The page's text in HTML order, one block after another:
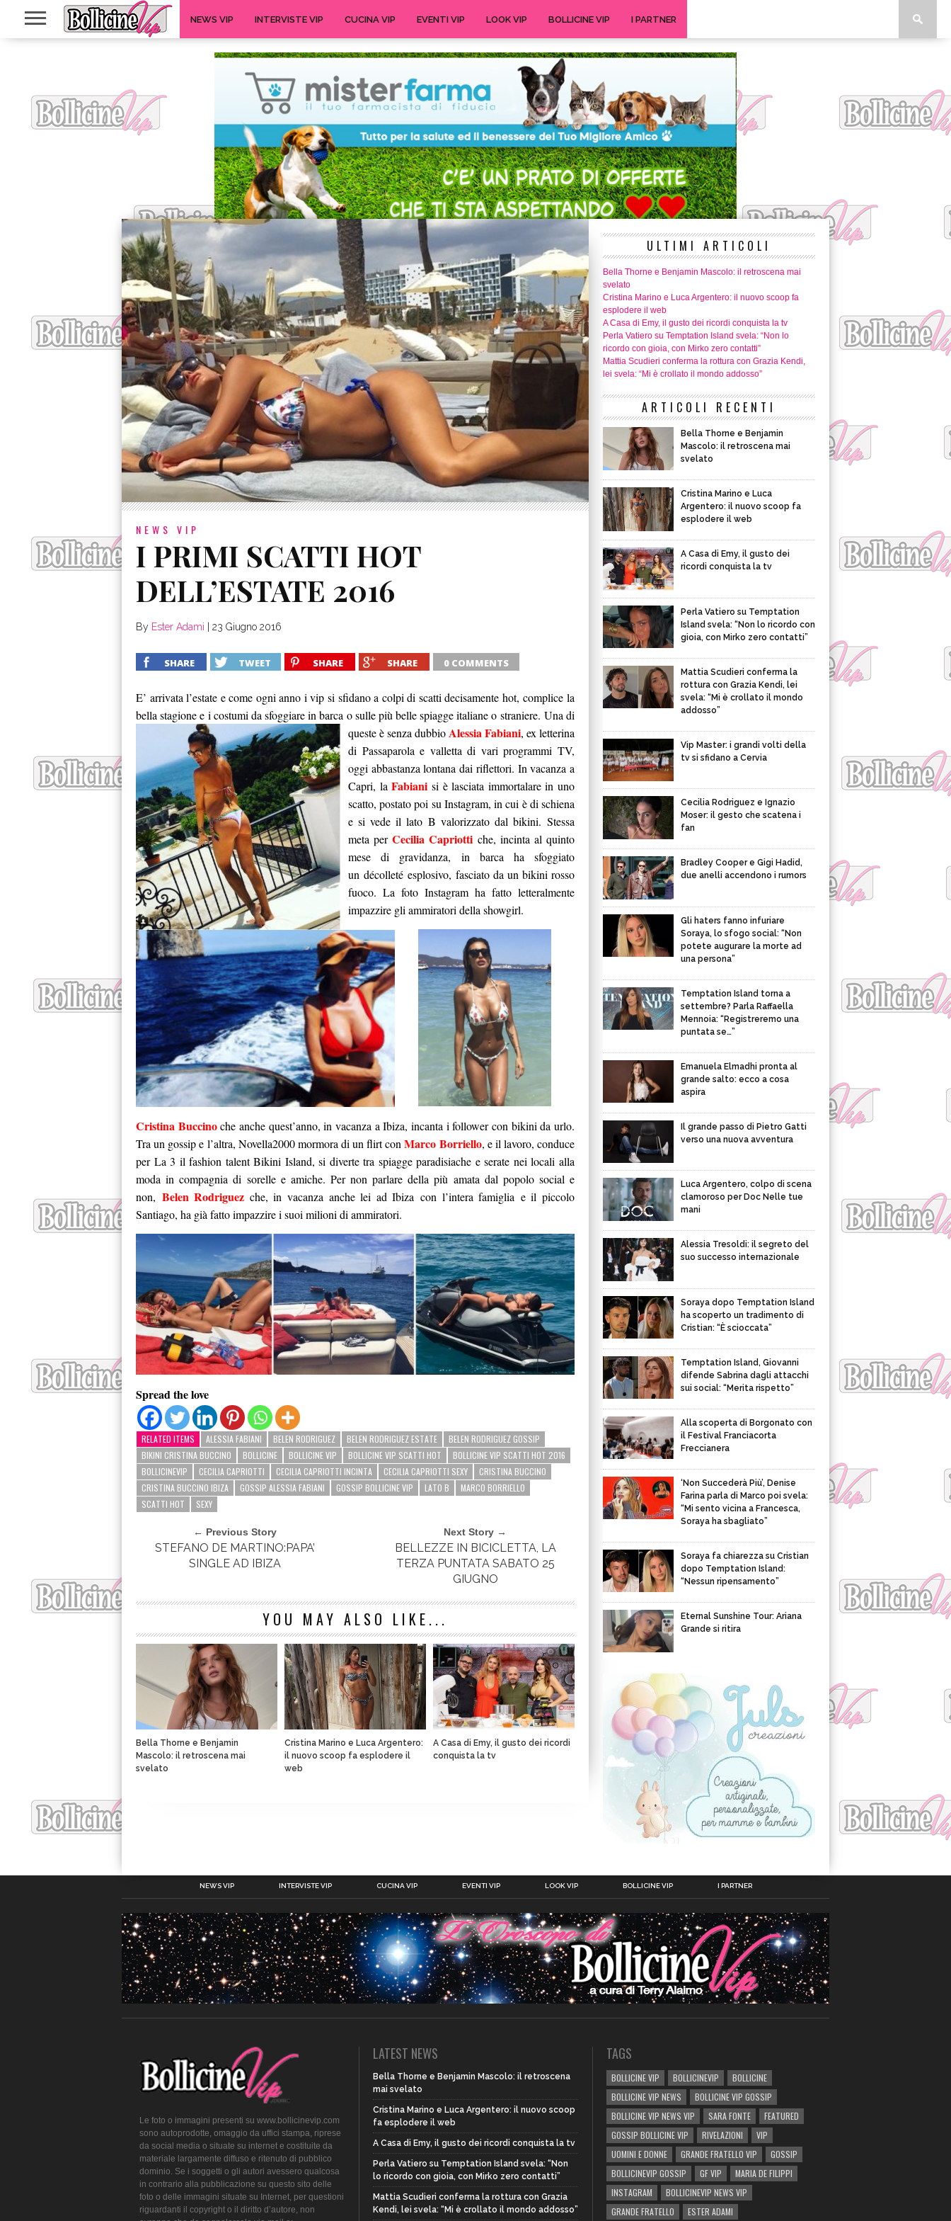
NEWS VIP INTERVISTE VIP CUCINA VIP EVENTI VIP LOOK VIP BOLLICINE VIP I PARTNER
NEWS VIP
I PRIMI SCATTI HOT
DELL’ESTATE 2016
By Ester Adami 23 Giugno 2016
SHARE TWEET SHARE SHARE 0 COMMENTS
E’ arrivata l’estate e come ogni anno i vip si sfidano a colpi di scatti decisamente hot, complice la
bella stagione e i costumi da sfoggiare in barca o sulle più belle spiagge italiane o straniere. Una di
queste è senza dubbioAlessia Fabiani, ex letterina
di Passaparola e valletta di vari programmi TV,
oggi abbastanza lontana dai riflettori. In vacanza a
Capri, laFabiani si è lasciata immortalare in uno
scatto, postato poi su Instagram, in cui è di schiena
e si vede il lato B valorizzato dal bikini. Stessa
meta perCecilia Capriotti che, incinta al quinto
mese di gravidanza, in barca ha sfoggiato
un décolleté esplosivo, fasciato da un bikini rosso
fuoco. La foto Instagram ha fatto letteralmente
impazzire gli ammiratori della showgirl.
Cristina Buccinoche anche quest’anno, in vacanza a Ibiza, incanta i follower con bikini da urlo.
Tra un gossip e l’altra, Novella2000 mormora di un flirt conMarco Borriello, e il lavoro, conduce
per La 3 il fashion talent Bikini Island, si diverte tra spiagge paradisiache e serate nei locali alla
moda in compagnia di sorelle e amiche. Per non parlare della più amata dal popolo social e
non, Belen Rodriguez che, in vacanza anche lei ad Ibiza con l’intera famiglia e il piccolo
Santiago, ha già fatto impazzire i suoi milioni di ammiratori.
Spread the love
RELATED ITEMS ALESSIA FABIANI BELEN RODRIGUEZ BELEN RODRIGUEZ ESTATE
BELEN RODRIGUEZ GOSSIP
BIKINI CRISTINA BUCCINO
BOLLICINE BOLLICINE VIP BOLLICINE VIP SCATTI HOT
BOLLICINE VIP SCATTI HOT 2016
BOLLICINEVIP
CECILIA CAPRIOTTI CECILIA CAPRIOTTI INCINTA CECILIA CAPRIOTTI SEXY
CRISTINA BUCCINO
CRISTINA BUCCINO IBIZA
GOSSIP ALESSIA FABIANI GOSSIP BOLLICINE VIP LATO B
MARCO BORRIELLO
SCATTI HOT
SEXY
← Previous Story
STEFANO DE MARTINO:PAPA’
SINGLE AD IBIZA
Next Story →
BELLEZZE IN BICICLETTA, LA
TERZA PUNTATA SABATO 25
GIUGNO
YOU MAY ALSO LIKE...
Bella Thorne e Benjamin
Mascolo: il retroscena mai
svelato
Cristina Marino e Luca Argentero:
il nuovo scoop fa esplodere il
web
A Casa di Emy, il gusto dei ricordi
conquista la tv
ULTIMI ARTICOLI
Bella Thorne e Benjamin Mascolo: il retroscena mai
svelato
Cristina Marino e Luca Argentero: il nuovo scoop fa
esplodere il web
A Casa di Emy, il gusto dei ricordi conquista la tv
Perla Vatiero su Temptation Island svela: “Non lo
ricordo con gioia, con Mirko zero contatti”
Mattia Scudieri conferma la rottura con Grazia Kendi,
lei svela: “Mi è crollato il mondo addosso”
ARTICOLI RECENTI
Bella Thorne e Benjamin
Mascolo: il retroscena mai
svelato
Cristina Marino e Luca
Argentero: il nuovo scoop fa
esplodere il web
A Casa di Emy, il gusto dei
ricordi conquista la tv
Perla Vatiero su Temptation
Island svela: “Non lo ricordo con
gioia, con Mirko zero contatti”
Mattia Scudieri conferma la
rottura con Grazia Kendi, lei
svela: “Mi è crollato il mondo
addosso”
Vip Master: i grandi volti della
tv si sfidano a Cervia
Cecilia Rodriguez e Ignazio
Moser: il gesto che scatena i
fan
Bradley Cooper e Gigi Hadid,
due anelli accendono i rumors
Gli haters fanno infuriare
Soraya, lo sfogo social: “Non
potete augurare la morte ad
una persona”
Temptation Island torna a
settembre? Parla Raffaella
Mennoia: “Registreremo una
puntata se…”
Emanuela Elmadhi pronta al
grande salto: ecco a cosa
aspira
Il grande passo di Pietro Gatti
verso una nuova avventura
Luca Argentero, colpo di scena
clamoroso per Doc Nelle tue
mani
Alessia Tresoldi: il segreto del
suo successo internazionale
Soraya dopo Temptation Island
ha scoperto un tradimento di
Cristian: “È scioccata”
Temptation Island, Giovanni
difende Sabrina dagli attacchi
sui social: “Merita rispetto”
Alla scoperta di Borgonato con
il Festival Franciacorta
Freccianera
‘Non Succederà Più’, Denise
Farina parla di Marco poi svela:
“Mi sento vicina a Francesca,
Soraya ha sbagliato”
Soraya fa chiarezza su Cristian
dopo Temptation Island:
“Nessun ripensamento”
Eternal Sunshine Tour: Ariana
Grande si ritira
NEWS VIP INTERVISTE VIP CUCINA VIP EVENTI VIP LOOK VIP BOLLICINE VIP I PARTNER
Le foto o immagini presenti su www.bollicinevip.com
sono autoprodotte, omaggio da uffici stampa, riprese
da social media o situate su internet e costituite da
materiale largamente diffuso e ritenuto di pubblico
dominio. Se i soggetti o gli autori avessero qualcosa
in contrario alla pubblicazione su questo sito delle
foto o delle immagini situate su Internet, per questioni
riguardanti il copyright o il diritto d’autore, non
LATEST NEWS
Bella Thorne e Benjamin Mascolo: il retroscena
mai svelato
Cristina Marino e Luca Argentero: il nuovo scoop
fa esplodere il web
A Casa di Emy, il gusto dei ricordi conquista la tv
Perla Vatiero su Temptation Island svela: “Non
lo ricordo con gioia, con Mirko zero contatti”
Mattia Scudieri conferma la rottura con Grazia
Kendi, lei svela: “Mi è crollato il mondo addosso”
TAGS
BOLLICINE VIP BOLLICINEVIP
BOLLICINE
BOLLICINE VIP NEWS
BOLLICINE VIP GOSSIP
BOLLICINE VIP NEWS VIP
SARA FONTE
FEATURED
GOSSIP BOLLICINE VIP
RIVELAZIONI
VIP
UOMINI E DONNE
GRANDE FRATELLO VIP
GOSSIP
BOLLICINEVIP GOSSIP
GF VIP
MARIA DE FILIPPI
INSTAGRAM
BOLLICINEVIP NEWS VIP
GRANDE FRATELLO
ESTER ADAMI